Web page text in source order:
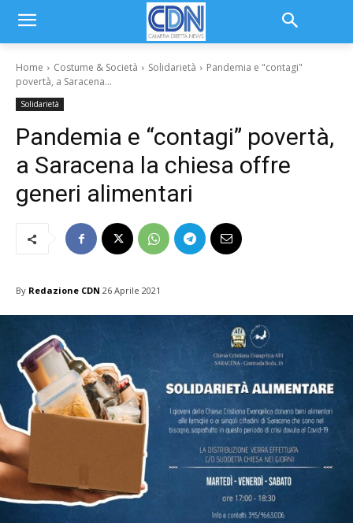
Home Costume & Società Solidarietà
Pandemia e "contagi"
povertà, a Saracena...
Solidarietà
Pandemia e “contagi” povertà,
a Saracena la chiesa offre
generi alimentari
By Redazione CDN 26 Aprile 2021